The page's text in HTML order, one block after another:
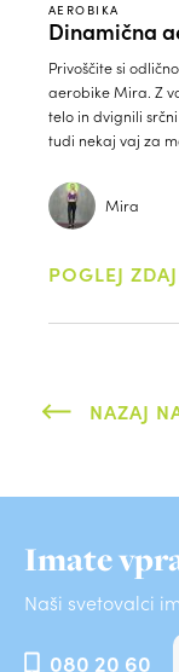
AEROBIKA
Dinamična
Privoščite si
aerobike Mira. Z
telo in dvignili
tudi nekaj vaj za
Mira
POGLEJ ZDAJ
NAZAJ
Imate
Naši svetovalci
080 20 60